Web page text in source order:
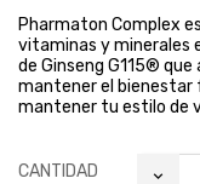
Pharmaton Complex
vitaminas y minerales
de Ginseng G115®
mantener el bienestar
mantener tu estilo de
CANTIDAD